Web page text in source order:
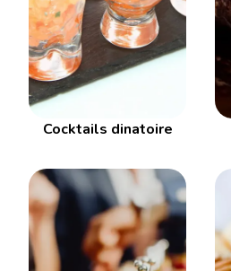
Cocktails dinatoire